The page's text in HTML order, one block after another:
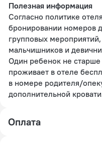
Полезная информация
Согласно политике
бронировании номеров
групповых
мальчишников и
Один ребенок не старше
проживает в отеле
в номере родителя/
дополнительной
Оплата